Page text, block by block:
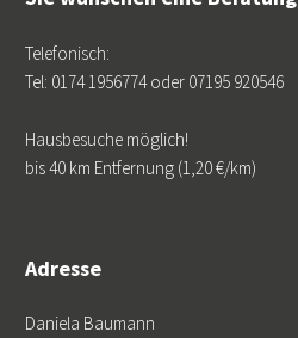
Telefonisch:
Tel: 0174 1956774 oder 07195 920546
Hausbesuche möglich!
bis 40 km Entfernung (1,20 €/km)
Adresse
Daniela Baumann